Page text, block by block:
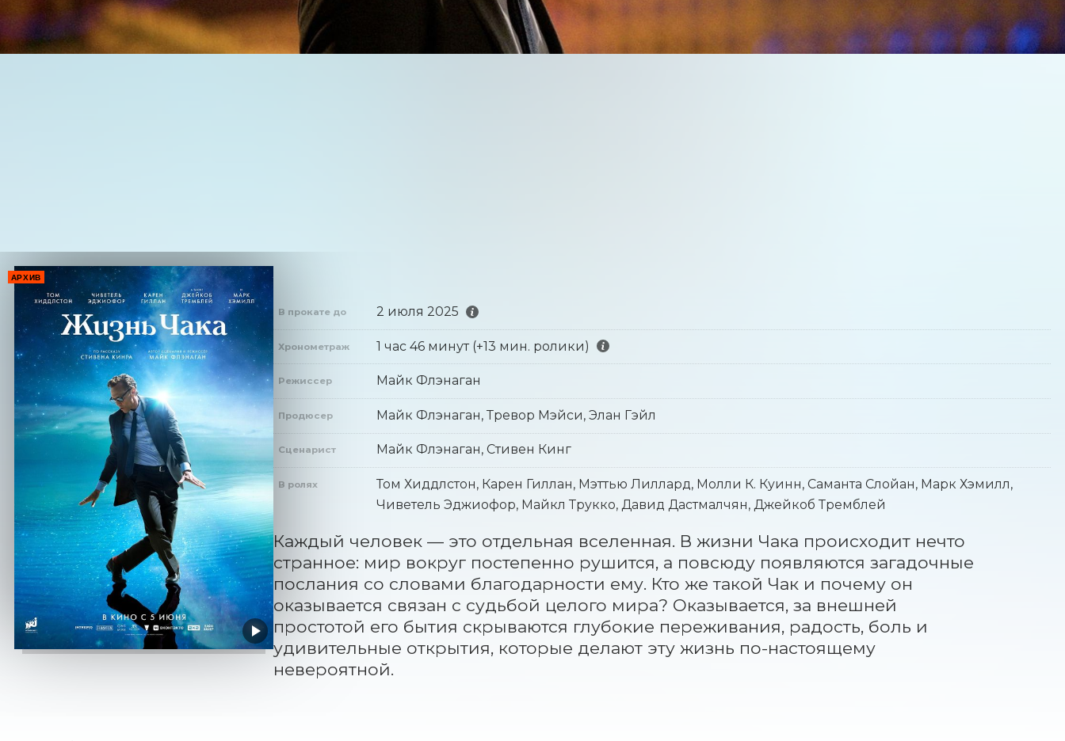
АРХИВ
В прокате до 2 июля 2025
Хронометраж 1 час 46 минут (+13 мин. ролики)
Режиссер Майк Флэнаган
Продюсер Майк Флэнаган, Тревор Мэйси, Элан Гэйл
Сценарист Майк Флэнаган, Стивен Кинг
В ролях
Том Хиддлстон, Карен Гиллан, Мэттью Лиллард, Молли К. Куинн, Саманта Слойан, Марк Хэмилл,
Чиветель Эджиофор, Майкл Трукко, Давид Дастмалчян, Джейкоб Тремблей
Каждый человек — это отдельная вселенная. В жизни Чака происходит нечто
странное: мир вокруг постепенно рушится, а повсюду появляются загадочные
послания со словами благодарности ему. Кто же такой Чак и почему он
оказывается связан с судьбой целого мира? Оказывается, за внешней
простотой его бытия скрываются глубокие переживания, радость, боль и
удивительные открытия, которые делают эту жизнь по-настоящему
невероятной.